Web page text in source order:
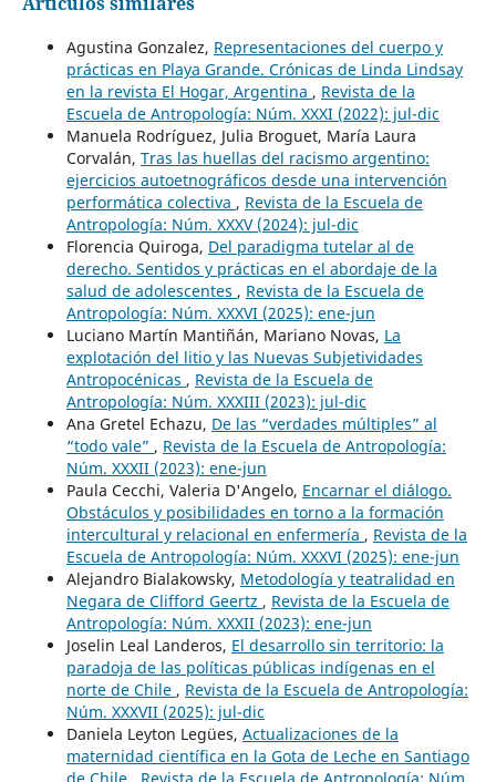
Agustina Gonzalez, Representaciones del cuerpo y
prácticas en Playa Grande. Crónicas de Linda Lindsay
en la revista El Hogar, Argentina , Revista de la
Escuela de Antropología: Núm. XXXI (2022): jul-dic
Manuela Rodríguez, Julia Broguet, María Laura
Corvalán, Tras las huellas del racismo argentino:
ejercicios autoetnográficos desde una intervención
performática colectiva , Revista de la Escuela de
Antropología: Núm. XXXV (2024): jul-dic
Florencia Quiroga, Del paradigma tutelar al de
derecho. Sentidos y prácticas en el abordaje de la
salud de adolescentes , Revista de la Escuela de
Antropología: Núm. XXXVI (2025): ene-jun
Luciano Martín Mantiñán, Mariano Novas, La
explotación del litio y las Nuevas Subjetividades
Antropocénicas , Revista de la Escuela de
Antropología: Núm. XXXIII (2023): jul-dic
​Ana Gretel Echazu, De las “verdades múltiples” al
“todo vale” , Revista de la Escuela de Antropología:
Núm. XXXII (2023): ene-jun
Paula Cecchi, Valeria D'Angelo, Encarnar el diálogo.
Obstáculos y posibilidades en torno a la formación
intercultural y relacional en enfermería , Revista de la
Escuela de Antropología: Núm. XXXVI (2025): ene-jun
Alejandro Bialakowsky, Metodología y teatralidad en
Negara de Clifford Geertz , Revista de la Escuela de
Antropología: Núm. XXXII (2023): ene-jun
Joselin Leal Landeros, El desarrollo sin territorio: la
paradoja de las políticas públicas indígenas en el
norte de Chile , Revista de la Escuela de Antropología:
Núm. XXXVII (2025): jul-dic
Daniela Leyton Legües, Actualizaciones de la
maternidad científica en la Gota de Leche en Santiago